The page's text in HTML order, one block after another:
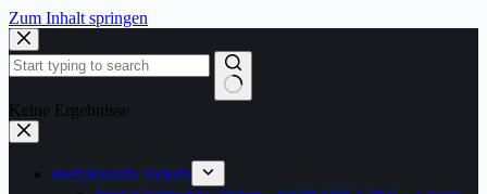
Zum Inhalt springen
Keine Ergebnisse
Burj Khalifa Tickets